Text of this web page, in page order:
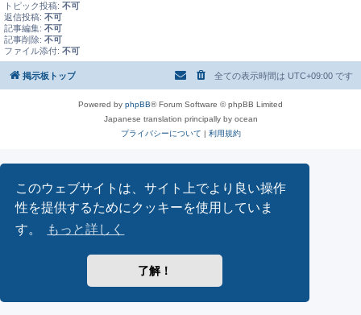
このウェブサイトは、サイト上でより良い操作
性を提供するためにクッキーを使用していま
す。
もっと詳しく
了解！
トピック投稿: 不可
返信投稿: 不可
記事編集: 不可
記事削除: 不可
ファイル添付: 不可
掲示板トップ 全ての表示時間は UTC+09:00 です
Powered by phpBB® Forum Software © phpBB Limited
Japanese translation principally by ocean
プライバシーについて | 利用規約